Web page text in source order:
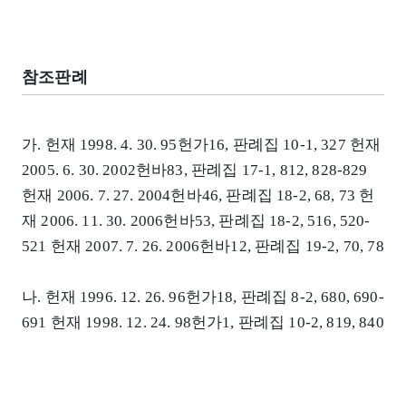
참조판례
가. 헌재 1998. 4. 30. 95헌가16, 판례집 10-1, 327 헌재
2005. 6. 30. 2002헌바83, 판례집 17-1, 812, 828-829
헌재 2006. 7. 27. 2004헌바46, 판례집 18-2, 68, 73 헌
재 2006. 11. 30. 2006헌바53, 판례집 18-2, 516, 520-
521 헌재 2007. 7. 26. 2006헌바12, 판례집 19-2, 70, 78
나. 헌재 1996. 12. 26. 96헌가18, 판례집 8-2, 680, 690-
691 헌재 1998. 12. 24. 98헌가1, 판례집 10-2, 819, 840